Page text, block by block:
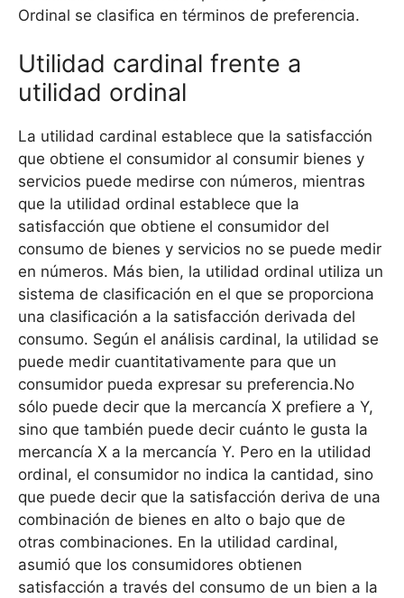
Ordinal se clasifica en términos de preferencia.
Utilidad cardinal frente a
utilidad ordinal
La utilidad cardinal establece que la satisfacción
que obtiene el consumidor al consumir bienes y
servicios puede medirse con números, mientras
que la utilidad ordinal establece que la
satisfacción que obtiene el consumidor del
consumo de bienes y servicios no se puede medir
en números. Más bien, la utilidad ordinal utiliza un
sistema de clasificación en el que se proporciona
una clasificación a la satisfacción derivada del
consumo. Según el análisis cardinal, la utilidad se
puede medir cuantitativamente para que un
consumidor pueda expresar su preferencia.No
sólo puede decir que la mercancía X prefiere a Y,
sino que también puede decir cuánto le gusta la
mercancía X a la mercancía Y. Pero en la utilidad
ordinal, el consumidor no indica la cantidad, sino
que puede decir que la satisfacción deriva de una
combinación de bienes en alto o bajo que de
otras combinaciones. En la utilidad cardinal,
asumió que los consumidores obtienen
satisfacción a través del consumo de un bien a la